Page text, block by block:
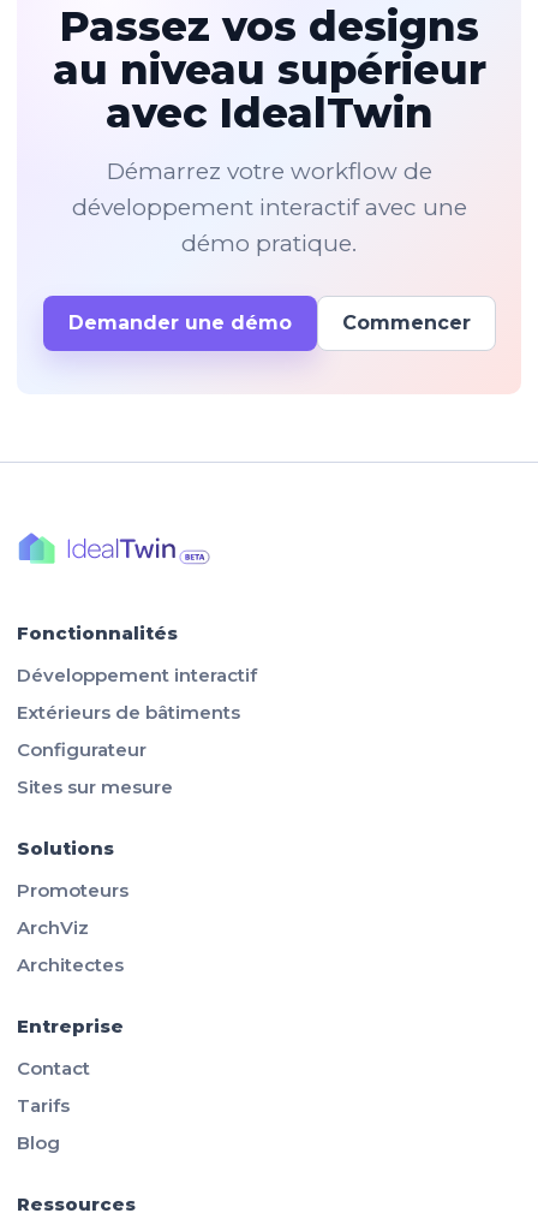
Passez vos designs
au niveau supérieur
avec IdealTwin
Démarrez votre workflow de
développement interactif avec une
démo pratique.
Demander une démo Commencer
Fonctionnalités
Développement interactif
Extérieurs de bâtiments
Configurateur
Sites sur mesure
Solutions
Promoteurs
ArchViz
Architectes
Entreprise
Contact
Tarifs
Blog
Ressources